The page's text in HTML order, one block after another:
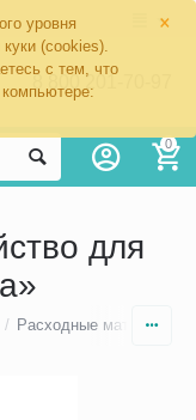
×
уровня
(cookies).
с тем, что
8 800 201-70-97
0
для
/ Расходные материалы